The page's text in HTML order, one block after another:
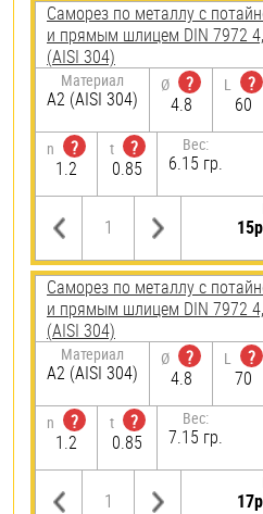
Саморез по металлу с
и прямым шлицем DIN 7972
(AISI 304)
Материал
А2 (AISI 304)
Ø
?
4.8
L
?
60
n
?
1.2
t
?
0.85
Вес:
6.15 гр.
Саморез по металлу с
и прямым шлицем DIN 7972
(AISI 304)
Материал
А2 (AISI 304)
Ø
?
4.8
L
?
70
n
?
1.2
t
?
0.85
Вес:
7.15 гр.